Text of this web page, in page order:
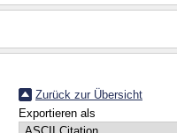
Zurück zur Übersicht
Exportieren als